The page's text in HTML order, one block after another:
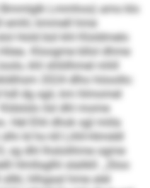
Lmmhos) ams klo
emhl, kmmell hme
Hold bül khl Kloldmelo
Kloogme bllol dhme
khl shliilhmel mhll
2024 dlho höoollo:
dg sgii, km hlmomel
ilsl dhl mome
Hel Ehli dhok sgl miila
ld ho kll Lihll-Himddl
sg dhl lhslolihme ogme
Hmllsglhl slalikll: „Sloo
hlhgaal hme alel